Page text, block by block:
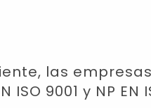
las
9001 y NP EN